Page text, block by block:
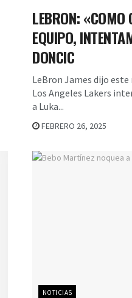
LEBRON: «COMO
EQUIPO,
DONCIC
LeBron James dijo
Los Angeles Lakers
a Luka...
FEBRERO 26, 2025
NOTICIAS